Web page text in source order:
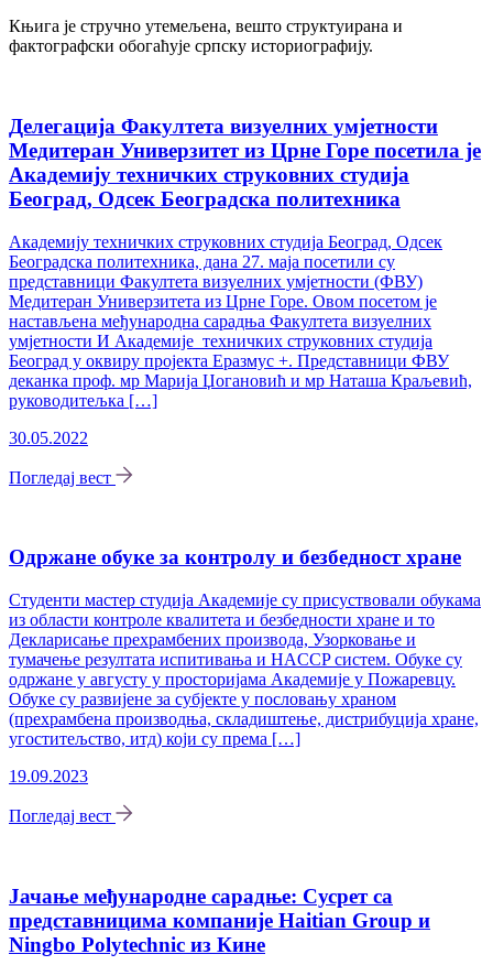
Књига је стручно утемељена, вешто структуирана и
фактографски обогаћује српску историографију.
Делегација Факултета визуелних умјетности
Медитеран Универзитет из Црне Горе посетила је
Академију техничких струковних студија
Београд, Одсек Београдска политехника
Академију техничких струковних студија Београд, Одсек
Београдска политехника, дана 27. маја посетили су
представници Факултета визуелних умјетности (ФВУ)
Медитеран Универзитета из Црне Горе. Овом посетом је
настављена међународна сарадња Факултета визуелних
умјетности И Академије техничких струковних студија
Београд у оквиру пројекта Еразмус +. Представници ФВУ
деканка проф. мр Марија Џогановић и мр Наташа Краљевић,
руководитељка […]
30.05.2022
Погледај вест
Одржане обуке за контролу и безбедност хране
Студенти мастер студија Академије су присуствовали обукама
из области контроле квалитета и безбедности хране и то
Декларисање прехрамбених производа, Узорковање и
тумачење резултата испитивања и HACCP систем. Обуке су
одржане у августу у просторијама Академије у Пожаревцу.
Обуке су развијене за субјекте у пословању храном
(прехрамбена производња, складиштење, дистрибуција хране,
угоститељство, итд) који су према […]
19.09.2023
Погледај вест
Јачање међународне сарадње: Сусрет са
представницима компаније Haitian Group и
Ningbo Polytechnic из Кине